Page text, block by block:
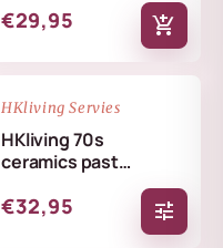
€29,95 add_shopping_cart
NIEUW
HKliving Servies
HKliving 70s
ceramics pasta
€32,95 tune